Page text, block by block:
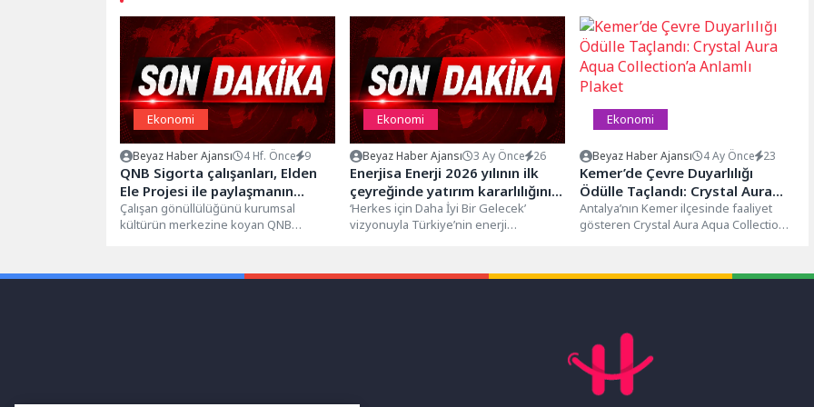
Ekonomi
Beyaz Haber Ajansı 4 Hf. Önce 9
QNB Sigorta çalışanları, Elden
Ele Projesi ile paylaşmanın
gücünü büyütüyor
Çalışan gönüllülüğünü kurumsal
kültürün merkezine koyan QNB
Ekonomi
Beyaz Haber Ajansı 3 Ay Önce 26
Enerjisa Enerji 2026 yılının ilk
çeyreğinde yatırım kararlılığını
sürdürdü
‘Herkes için Daha İyi Bir Gelecek’
vizyonuyla Türkiye’nin enerji
Ekonomi
Beyaz Haber Ajansı 4 Ay Önce 23
Kemer’de Çevre Duyarlılığı
Ödülle Taçlandı: Crystal Aura
Aqua Collection’a Anlamlı Plaket
Antalya’nın Kemer ilçesinde faaliyet
gösteren Crystal Aura Aqua Collection,